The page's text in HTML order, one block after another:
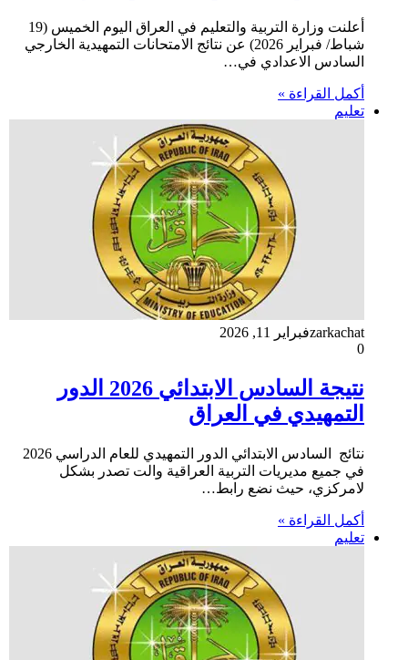
أعلنت وزارة التربية والتعليم في العراق اليوم الخميس (19
شباط/ فبراير 2026) عن نتائج الامتحانات التمهيدية الخارجي
السادس الاعدادي في…
أكمل القراءة »
تعليم
zarkachatفبراير 11, 2026
0
نتيجة السادس الابتدائي 2026 الدور
التمهيدي في العراق
نتائج السادس الابتدائي الدور التمهيدي للعام الدراسي 2026
في جميع مديريات التربية العراقية والت تصدر بشكل
لامركزي، حيث نضع رابط…
أكمل القراءة »
تعليم